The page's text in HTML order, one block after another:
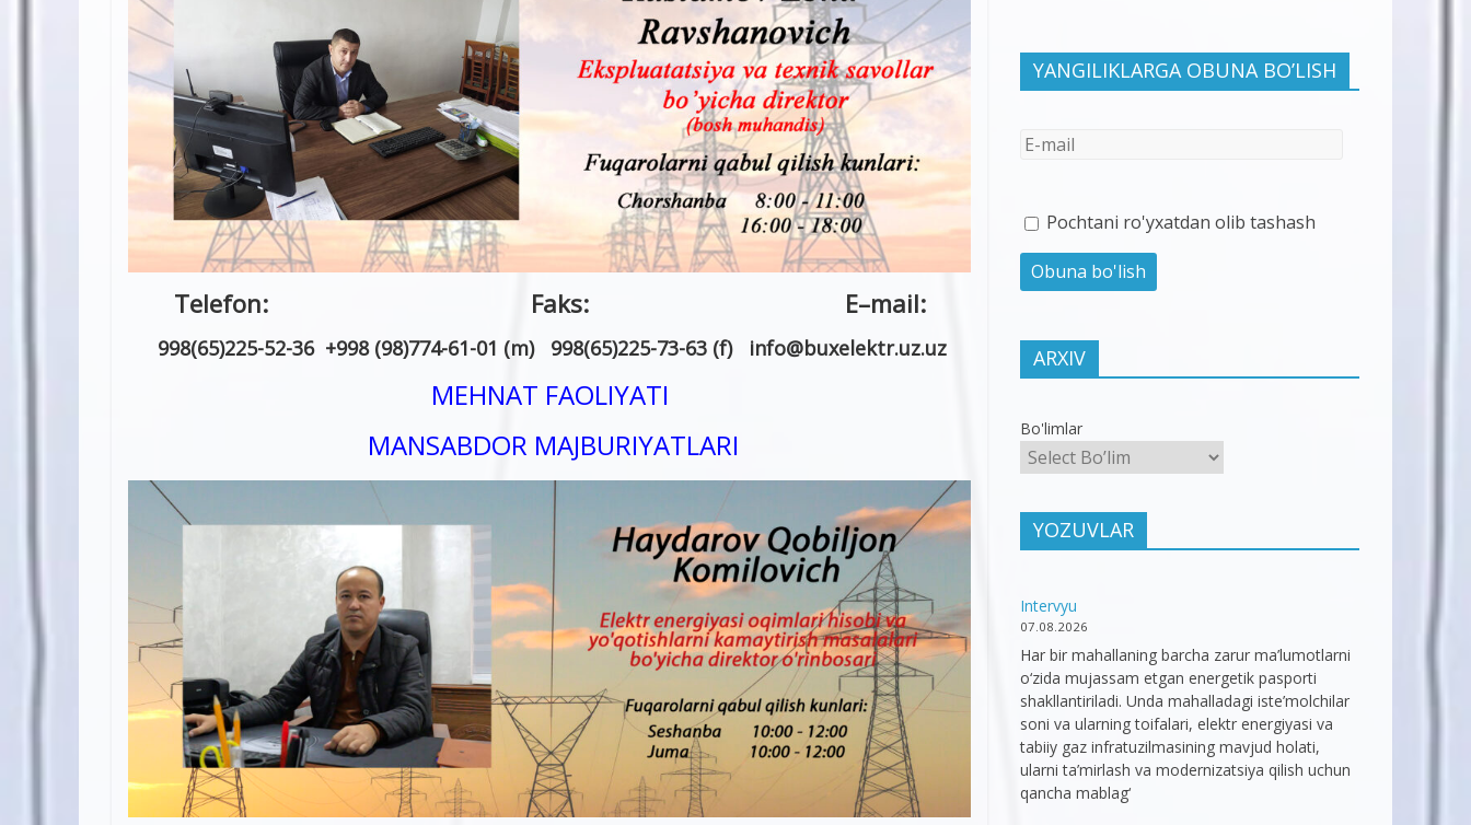
Telefon: Faks: E–mail:
998(65)225-52-36 +998 (98)774-61-01 (m) 998(65)225-73-63 (f) info@buxelektr.uz.uz
MEHNAT FAOLIYATI
MANSABDOR MAJBURIYATLARI
YANGILIKLARGA OBUNA BO’LISH
Pochtani ro'yxatdan olib tashash
ARXIV
Bo'limlar
YOZUVLAR
Intervyu
07.08.2026
Har bir mahallaning barcha zarur ma’lumotlarni
o‘zida mujassam etgan energetik pasporti
shakllantiriladi. Unda mahalladagi iste’molchilar
soni va ularning toifalari, elektr energiyasi va
tabiiy gaz infratuzilmasining mavjud holati,
ularni ta’mirlash va modernizatsiya qilish uchun
qancha mablag‘